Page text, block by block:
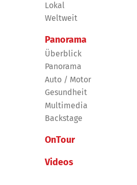
Lokal
Weltweit
Panorama
Überblick
Panorama
Auto / Motor
Gesundheit
Multimedia
Backstage
OnTour
Videos